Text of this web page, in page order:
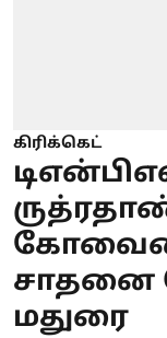
கிரிக்கெட்
சாதனை
மதுரை